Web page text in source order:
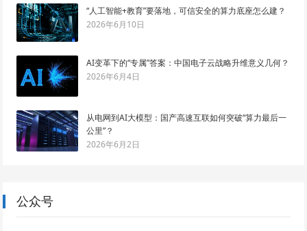
“人工智能+教育”要落地，可信安全的算力底座怎么建？
2026年6月10日
AI变革下的“专属”答案：中国电子云战略升维意义几何？
2026年6月4日
从电网到AI大模型：国产高速互联如何突破“算力最后一
公里”？
2026年6月2日
公众号